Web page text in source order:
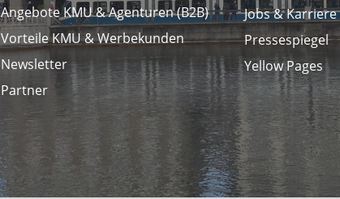
Angebote KMU & Agenturen (B2B)
Vorteile KMU & Werbekunden
Newsletter
Partner
Jobs & Karriere
Pressespiegel
Yellow Pages